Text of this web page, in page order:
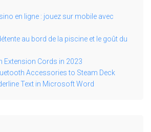
en ligne : jouez sur mobile avec
au bord de la piscine et le goût du
Extension Cords in 2023
Accessories to Steam Deck
Text in Microsoft Word